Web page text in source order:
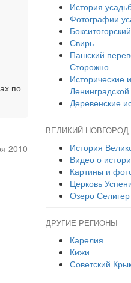
по
2010
История
Фотографии
Свирь
Пашский
Сторожно
Исторические
Деревенские
ВЕЛИКИЙ НОВГОРОД
История
Видео о
Картины и
Церковь
Озеро Селигер
ДРУГИЕ РЕГИОНЫ
Карелия
Кижи
Советский